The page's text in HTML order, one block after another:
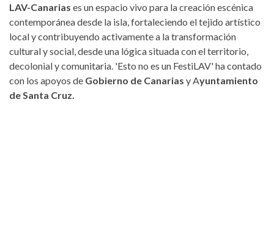
LAV-Canarias es un espacio vivo para la creación escénica
contemporánea desde la isla, fortaleciendo el tejido artístico
local y contribuyendo activamente a la transformación
cultural y social, desde una lógica situada con el territorio,
decolonial y comunitaria. 'Esto no es un FestiLAV' ha contado
con los apoyos de Gobierno de Canarias y Ayuntamiento
de Santa Cruz.